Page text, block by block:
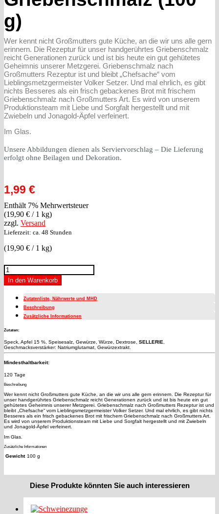
g)
Wer kennt nicht Großmutters gute Küche, an die wir uns alle gern
erinnern. Die Rezeptur für unser handgerührtes Griebenschmalz
reicht Generationen zurück und ist bis heute ein gut gehütetes
Geheimnis unserer Metzgerei. Griebenschmalz nach
Großmutters Rezeptur ist und bleibt „Chefsache“ vom
Lieblingsmetzgermeister Volker Setzer. Und mal ehrlich, es gibt
nichts Besseres als ein frisch gebackenes Brot mit frischem
Griebenschmalz nach Großmutters Art. Es wird von unserem
Produktionsteam mit Liebe und Sorgfalt hergestellt und mit
Zwiebeln und Jonagold-Äpfel verfeinert.
Im Glas.
Unsere Abbildungen dienen als Serviervorschlag – Die Lieferung
erfolgt ohne Beilagen und Dekoration.
1,99 €
Enthält 7% Mehrwertsteuer
(19,90 € / 1 kg)
zzgl. Versand
Lieferzeit: ca. 48 Stunden
(19,90 € / 1 kg)
Großmutters
Griebenschmalz
(100
Menge
In den Warenkorb
Zutatenliste, Nährwerte und MHD
Beschreibung
Zusätzliche Informationen
Zutaten:
Speck, Apfel 15 %, Speisesalz, Gewürze, Würze, Dextrose, SELLERIE
Geschmacksverstärker: Natriumglutamat, Gewürzextrakt.
Mindesthaltbarkeit:
120 Tage
Beschreibung
Wer kennt nicht Großmutters gute Küche, an die wir uns alle gern erinnern. Die Rezeptur für
unser handgerührtes Griebenschmalz reicht Generationen zurück und ist bis heute ein gut
gehütetes Geheimnis unserer Metzgerei. Griebenschmalz nach Großmutters Rezeptur ist und
bleibt „Chefsache“ vom Lieblingsmetzgermeister Volker Setzer. Und mal ehrlich, es gibt nichts
Besseres als ein frisch gebackenes Brot mit frischem Griebenschmalz nach Großmutters Art.
Es wird von unserem Produktionsteam mit Liebe und Sorgfalt hergestellt und mit Zwiebeln
und Jonagold-Äpfel verfeinert.
Im Glas.
Zusätzliche Informationen
Gewicht 100 g
Diese Produkte könnten Sie auch interessieren